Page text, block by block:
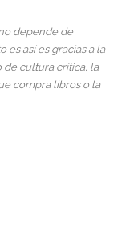
depende de
es así es gracias a la
cultura crítica, la
compra libros o la